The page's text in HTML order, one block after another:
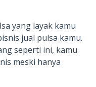
yang layak kamu
jual pulsa kamu.
seperti ini, kamu
meski hanya